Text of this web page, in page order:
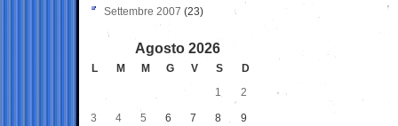
Settembre 2007 (23)
Agosto 2026
L M M G V S
D
1
2
3 4 5 6 7 8 9